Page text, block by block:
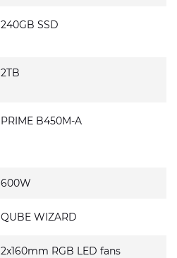
240GB SSD
2TB
PRIME B450M-A
600W
QUBE WIZARD
2x160mm RGB LED fans